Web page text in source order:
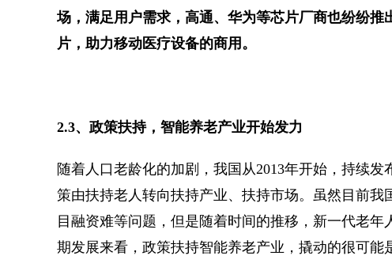
场，满足用户需求，高通、华为等芯片厂商也纷纷
片，助力移动医疗设备的商用。
2.3、政策扶持，智能养老产业开始发力
随着人口老龄化的加剧，我国从2013年开始，持续
策由扶持老人转向扶持产业、扶持市场。虽然目前
目融资难等问题，但是随着时间的推移，新一代老
期发展来看，政策扶持智能养老产业，撬动的很可能